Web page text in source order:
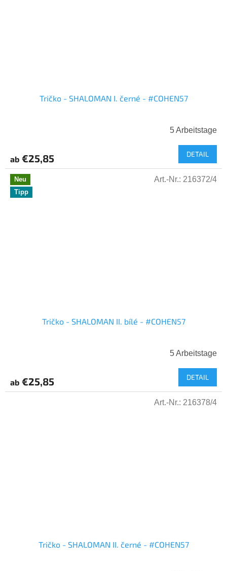
Tričko - SHALOMAN I. černé - #COHEN57
5 Arbeitstage
ab €25,85 DETAIL
Neu
Tipp
Tričko - SHALOMAN II. bílé - #COHEN57
5 Arbeitstage
ab €25,85 DETAIL
Art.-Nr.: 216372/4
Tričko - SHALOMAN II. černé - #COHEN57
Art.-Nr.: 216378/4